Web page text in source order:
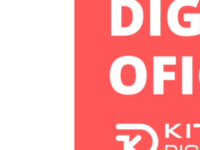
Agencia PrestaShop
Expertos en PrestaShop
Agencia Shopify
Soporte y Mantenimiento
Webs corporativas
Desarrollos a medida